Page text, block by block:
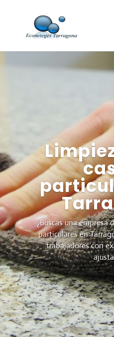
¿Buscas una empresa
particulares en
trabajadores con